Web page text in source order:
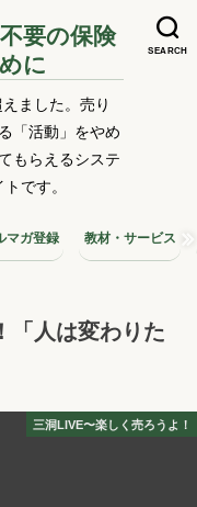
SEARCH
要の保険
に
ました。売り
「活動」をやめ
もらえるシステ
です。
マガ登録 教材・サービス
「人は変わりた
三洞LIVE〜楽しく売ろうよ！